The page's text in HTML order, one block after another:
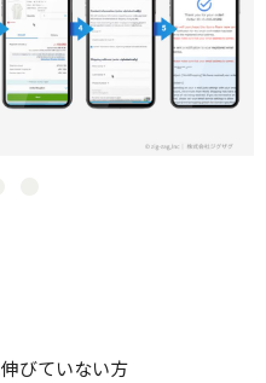
びていない方